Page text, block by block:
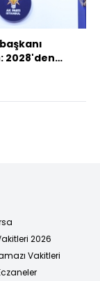
2028'den
2026
Vakitleri